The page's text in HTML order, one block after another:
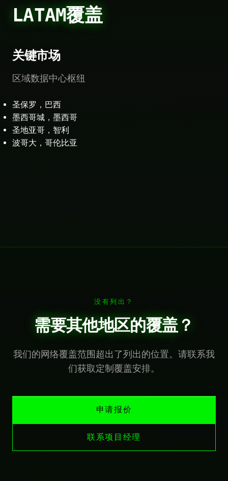
LATAM覆盖
关键市场
区域数据中心枢纽
圣保罗，巴西
墨西哥城，墨西哥
圣地亚哥，智利
波哥大，哥伦比亚
没有列出？
需要其他地区的覆盖？
我们的网络覆盖范围超出了列出的位置。请联系我
们获取定制覆盖安排。
申请报价
联系项目经理